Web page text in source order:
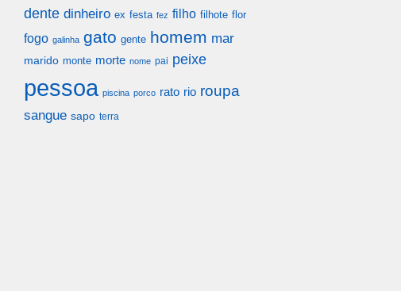
dente dinheiro ex festa fez filho filhote flor
fogo galinha gato gente homem mar
marido monte morte nome pai peixe
pessoa piscina porco rato rio roupa
sangue sapo terra